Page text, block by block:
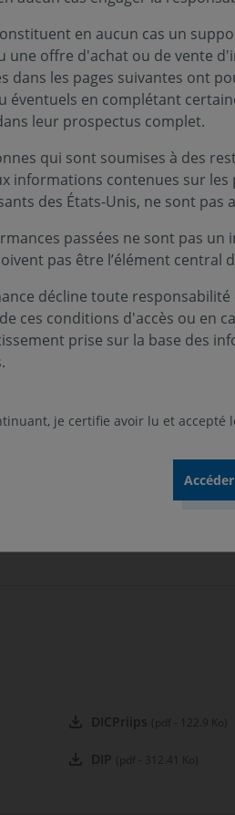
». Il a pour objectif
à moyen terme
EX-EURO calculé dividendes
Risque de perte en
cités ne sont pas limitatifs.
au DIC et au prospectus
faible. A risque plus élevé,
DICPriips (pdf - 122.9 Ko)
DIP (pdf - 312.41 Ko)
en aucun cas un
une offre d'achat ou de vente
dans les pages suivantes ont
éventuels en complétant
leur prospectus complet.
qui sont soumises à des
informations contenues sur les
des États-Unis, ne sont pas
passées ne sont pas
pas être l’élément central
décline toute
ces conditions d'accès ou en
prise sur la base des
je certifie avoir lu et accepté